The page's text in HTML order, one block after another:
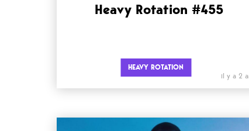
Heavy Rotation #455
HEAVY ROTATION
il y a 2